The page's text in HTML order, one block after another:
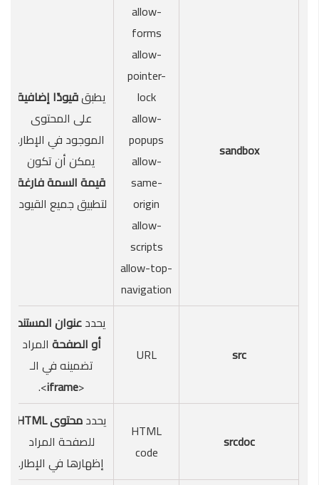
sandbox
allow-
forms
allow-
pointer-
lock
allow-
popups
allow-
same-
origin
allow-
scripts
allow-top-
navigation
يطبققيودًا إضافية
على المحتوى
الموجود في الإطار.
يمكن أن تكون
قيمة السمة فارغة
لتطبيق جميع القيود.
src
URL
يحددعنوان المستند
أو الصفحة المراد
تضمينه في الـ
<
iframe
>.
srcdoc
HTML
code
يحددمحتوى HTML
للصفحة المراد
إظهارها في الإطار.